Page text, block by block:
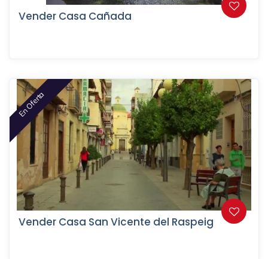
Vender Casa Cañada
En Oferta
Vender Casa San Vicente del Raspeig